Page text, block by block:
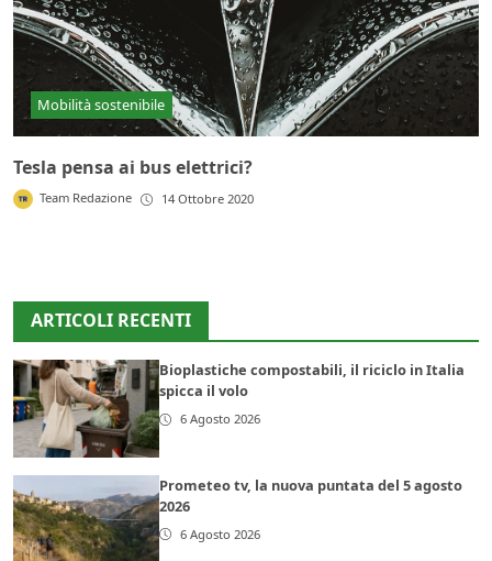
Mobilità sostenibile
Tesla pensa ai bus elettrici?
Team Redazione 14 Ottobre 2020
ARTICOLI RECENTI
Bioplastiche compostabili, il riciclo in Italia
spicca il volo
6 Agosto 2026
Prometeo tv, la nuova puntata del 5 agosto
2026
6 Agosto 2026